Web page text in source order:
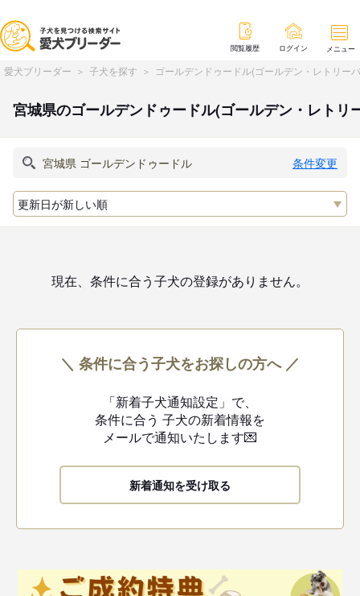
閲覧履歴 ログイン メニュー
愛犬ブリーダー 子犬を探す ゴールデンドゥードル(ゴールデン・レトリー
宮城県のゴールデンドゥードル(ゴールデン・レト
条件変更
現在、条件に合う子犬の登録がありません。
＼ 条件に合う子犬をお探しの方へ ／
「新着子犬通知設定」で、
条件に合う 子犬の新着情報を
メールで通知いたします💌
新着通知を受け取る